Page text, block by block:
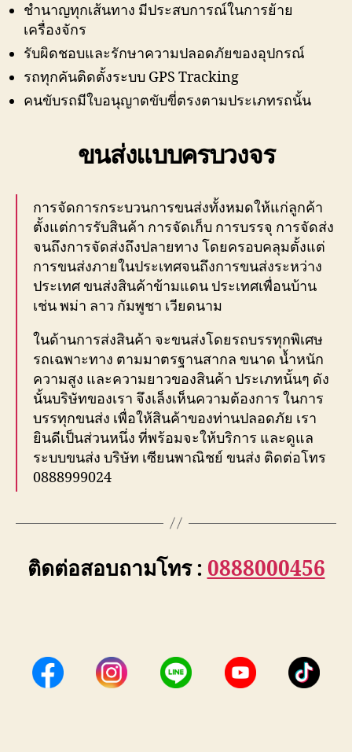
ชำนาญทุกเส้นทาง มีประสบการณ์ในการย้าย
เครื่องจักร
รับผิดชอบและรักษาความปลอดภัยของอุปกรณ์
รถทุกคันติดตั้งระบบ GPS Tracking
คนขับรถมีใบอนุญาตขับขี่ตรงตามประเภทรถนั้น
ขนส่งแบบครบวงจร
การจัดการกระบวนการขนส่งทั้งหมดให้แก่ลูกค้า
ตั้งแต่การรับสินค้า การจัดเก็บ การบรรจุ การจัดส่ง
จนถึงการจัดส่งถึงปลายทาง โดยครอบคลุมตั้งแต่
การขนส่งภายในประเทศจนถึงการขนส่งระหว่าง
ประเทศ ขนส่งสินค้าข้ามแดน ประเทศเพื่อนบ้าน
เช่น พม่า ลาว กัมพูชา เวียดนาม
ในด้านการส่งสินค้า จะขนส่งโดยรถบรรทุกพิเศษ
รถเฉพาะทาง ตามมาตรฐานสากล ขนาด น้ำหนัก
ความสูง และความยาวของสินค้า ประเภทนั้นๆ ดัง
นั้นบริษัทของเรา จึงเล็งเห็นความต้องการ ในการ
บรรทุกขนส่ง เพื่อให้สินค้าของท่านปลอดภัย เรา
ยินดีเป็นส่วนหนึ่ง ที่พร้อมจะให้บริการ และดูแล
ระบบขนส่ง บริษัท เซียนพาณิชย์ ขนส่ง ติดต่อโทร
0888999024
ติดต่อสอบถามโทร : 0888000456